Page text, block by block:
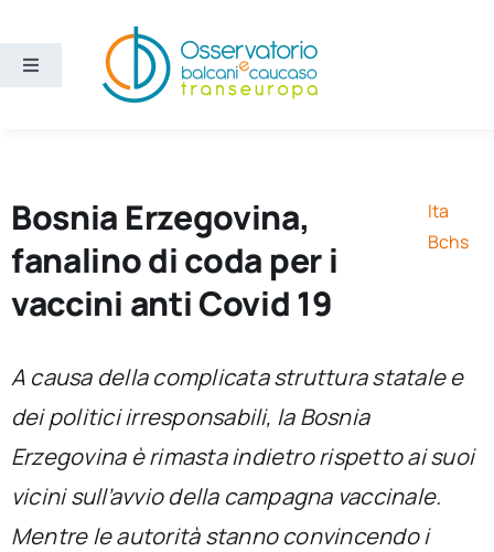
contenuto
Toggle
Ricerca e divulgazione
Chi siamo
Cerca
per:
Bosnia Erzegovina,
fanalino di coda per i
vaccini anti Covid 19
Ita
Bchs
A causa della complicata struttura statale e
dei politici irresponsabili, la Bosnia
Erzegovina è rimasta indietro rispetto ai suoi
vicini sull’avvio della campagna vaccinale.
Mentre le autorità stanno convincendo i